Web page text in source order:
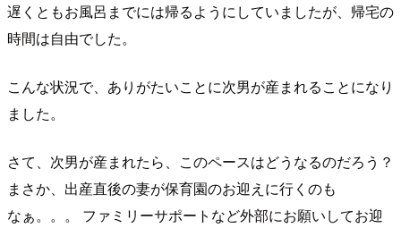
遅くともお風呂までには帰るようにしていましたが、帰宅の
時間は自由でした。
こんな状況で、ありがたいことに次男が産まれることになり
ました。
さて、次男が産まれたら、このペースはどうなるのだろう？
まさか、出産直後の妻が保育園のお迎えに行くのも
なぁ。。。 ファミリーサポートなど外部にお願いしてお迎